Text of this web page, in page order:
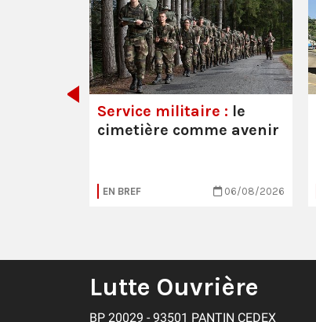
Service militaire : le
cimetière comme avenir
EN BREF 06/08/2026
Lutte Ouvrière
BP 20029 - 93501 PANTIN CEDEX